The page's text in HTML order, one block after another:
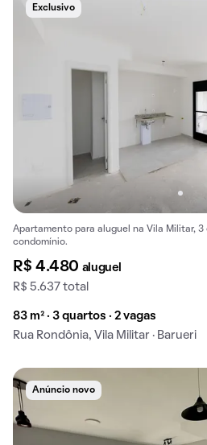
Exclusivo
Apartamento para aluguel na Vila Militar, 3
condomínio.
R$ 4.480 aluguel
R$ 5.637 total
83 m² · 3 quartos · 2 vagas
Rua Rondônia, Vila Militar · Barueri
Anúncio novo